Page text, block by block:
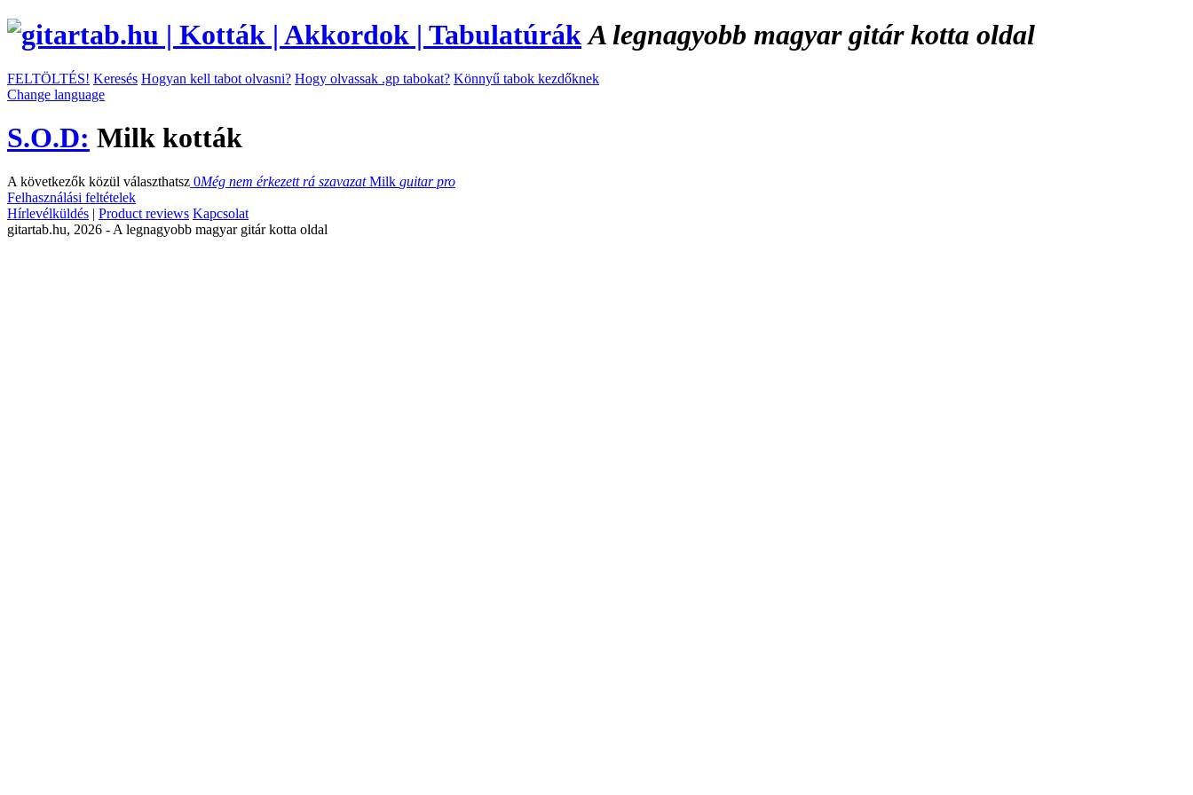
A legnagyobb magyar gitár kotta oldal
FELTÖLTÉS! Keresés Hogyan kell tabot olvasni? Hogy olvassak .gp tabokat? Könnyű tabok kezdőknek
Change language
S.O.D: Milk kották
A következők közül választhatsz 0Még nem érkezett rá szavazatMilk guitar pro
Felhasználási feltételek
Hírlevélküldés | Product reviews Kapcsolat
gitartab.hu, 2026 - A legnagyobb magyar gitár kotta oldal